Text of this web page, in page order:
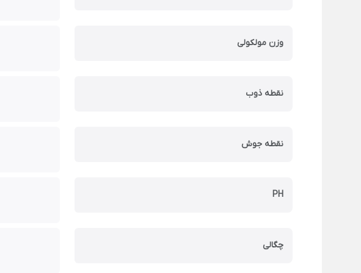
وزن مولکولی
نقطه ذوب
نقطه جوش
PH
چگالی